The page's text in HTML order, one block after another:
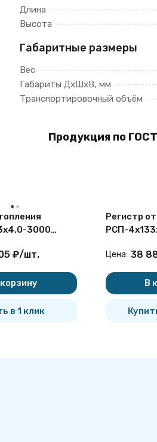
Длина
Высота
Габаритные размеры
Вес
Габариты ДхШхВ, мм
Транспортировочный объём
Продукция по
3000
с
₽/шт.
в 1 клик
Регистр
РСП-
Цена: 38
В